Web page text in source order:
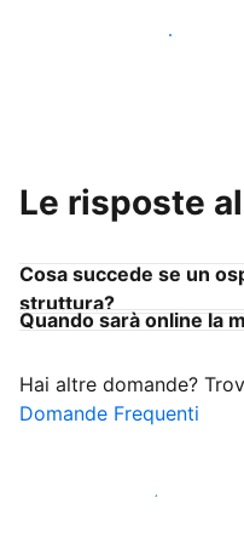
Unisciti ad altri host
Le risposte
Cosa succede se un
struttura?
Quando sarà online la
Hai altre domande?
Domande Frequenti
Inizia ad accogliere